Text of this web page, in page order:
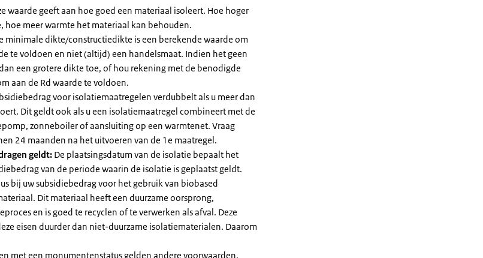
waarde geeft aan hoe goed een materiaal isoleert. Hoe hoger
hoe meer warmte het materiaal kan behouden.
minimale dikte/constructiedikte is een berekende waarde om
te voldoen en niet (altijd) een handelsmaat. Indien het geen
een grotere dikte toe, of hou rekening met de benodigde
aan de Rd waarde te voldoen.
voor isolatiemaatregelen verdubbelt als u meer dan
Dit geldt ook als u een isolatiemaatregel combineert met de
zonneboiler of aansluiting op een warmtenet. Vraag
24 maanden na het uitvoeren van de 1e maatregel.
geldt: De plaatsingsdatum van de isolatie bepaalt het
van de periode waarin de isolatie is geplaatst geldt.
bij uw subsidiebedrag voor het gebruik van biobased
Dit materiaal heeft een duurzame oorsprong,
en is goed te recyclen of te verwerken als afval. Deze
eisen duurder dan niet-duurzame isolatiematerialen. Daarom
met een monumentenstatus gelden andere voorwaarden.